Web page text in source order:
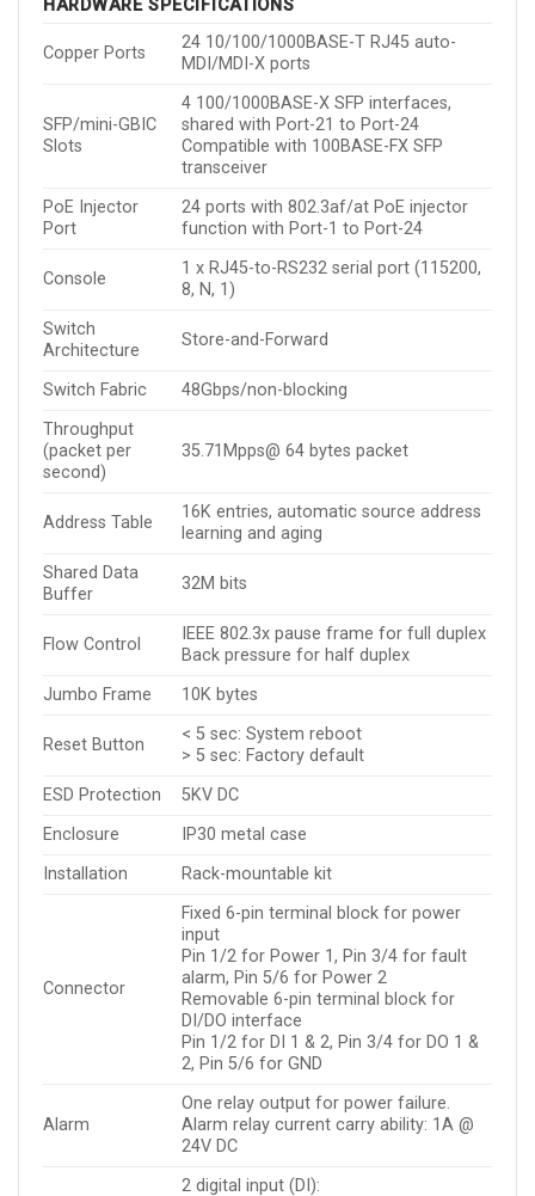
HARDWARE SPECIFICATIONS
Copper Ports
24 10/100/1000BASE-T RJ45 auto-
MDI/MDI-X ports
SFP/mini-GBIC
Slots
4 100/1000BASE-X SFP interfaces,
shared with Port-21 to Port-24
Compatible with 100BASE-FX SFP
transceiver
PoE Injector
Port
24 ports with 802.3af/at PoE injector
function with Port-1 to Port-24
Console
1 x RJ45-to-RS232 serial port (115200,
8, N, 1)
Switch
Architecture
Store-and-Forward
Switch Fabric
48Gbps/non-blocking
Throughput
(packet per
second)
35.71Mpps@ 64 bytes packet
Address Table
16K entries, automatic source address
learning and aging
Shared Data
Buffer
32M bits
Flow Control
IEEE 802.3x pause frame for full duplex
Back pressure for half duplex
Jumbo Frame
10K bytes
Reset Button
< 5 sec: System reboot
> 5 sec: Factory default
ESD Protection
5KV DC
Enclosure
IP30 metal case
Installation
Rack-mountable kit
Connector
Fixed 6-pin terminal block for power
input
Pin 1/2 for Power 1, Pin 3/4 for fault
alarm, Pin 5/6 for Power 2
Removable 6-pin terminal block for
DI/DO interface
Pin 1/2 for DI 1 & 2, Pin 3/4 for DO 1 &
2, Pin 5/6 for GND
Alarm
One relay output for power failure.
Alarm relay current carry ability: 1A @
24V DC
2 digital input (DI):